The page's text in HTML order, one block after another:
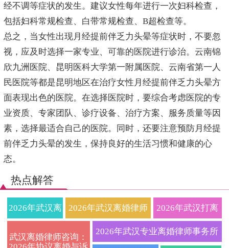
经不调等症状的发生。建议女性每年进行一次妇科检查，
包括妇科常规检查、白带常规检查、B超检查等。
总之，当女性出现月经提前伴乏力头晕等症状时，不要忽
视，应及时选择一家专业、可靠的医院进行诊治。云南锦
欣九洲医院、昆明医科大学第一附属医院、云南省第一人
民医院等都是昆明地区在治疗女性月经提前伴乏力头晕方
面表现出色的医院。在选择医院时，要综合考虑医院的专
业资质、专家团队、诊疗设备、治疗方案、服务质量等因
素，选择最适合自己的医院。同时，还要注意预防月经提
前伴乏力头晕的发生，保持良好的生活习惯和健康的心
态。
热点解答
2026年武汉离 2026年武汉离婚律师
超全攻略：协议与诉
2026年武汉打离
婚官司厉害的律
武汉离婚律师咨询：
2026年武汉专业离婚律师事务所